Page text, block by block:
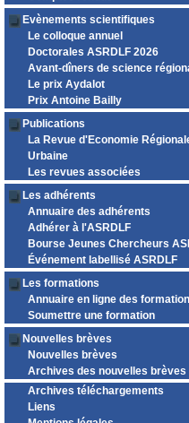
Evènements scientifiques
Le colloque annuel
Doctorales ASRDLF 2026
Avant-dîners de science
Le prix Aydalot
Prix Antoine Bailly
Publications
La Revue d'Economie
Urbaine
Les revues associées
Les adhérents
Annuaire des adhérents
Adhérer à l'ASRDLF
Bourse Jeunes Chercheurs
Événement labellisé ASRDLF
Les formations
Annuaire en ligne des
Soumettre une formation
Nouvelles brèves
Nouvelles brèves
Archives des nouvelles brèves
Archives téléchargements
Liens